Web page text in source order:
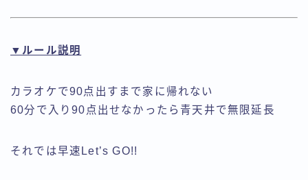
▼ルール説明
カラオケで90点出すまで家に帰れない
60分で入り90点出せなかったら青天井で無限延長
それでは早速Let’s GO!!